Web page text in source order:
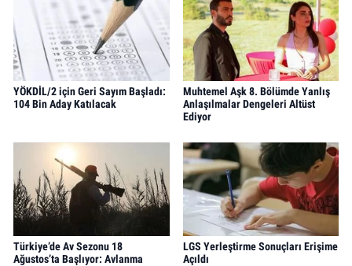
YÖKDİL/2 için Geri Sayım Başladı:
104 Bin Aday Katılacak
Muhtemel Aşk 8. Bölümde Yanlış
Anlaşılmalar Dengeleri Altüst
Ediyor
Türkiye’de Av Sezonu 18
Ağustos’ta Başlıyor: Avlanma
LGS Yerleştirme Sonuçları Erişime
Açıldı